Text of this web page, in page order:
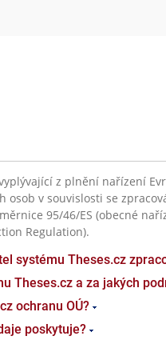
z plnění nařízení
osob v souvislosti se
95/46/ES (obecné
Regulation).
systému Theses.cz
Theses.cz a za jakých
ochranu OÚ?
poskytuje?